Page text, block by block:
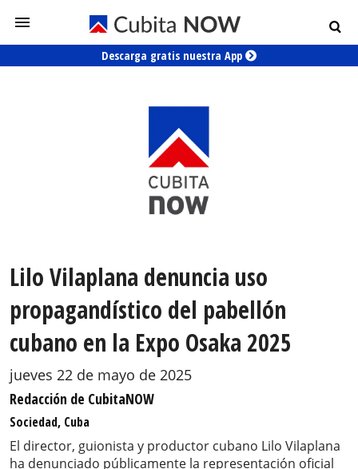
Descarga gratis nuestra App
Lilo Vilaplana denuncia uso
propagandístico del pabellón
cubano en la Expo Osaka 2025
jueves 22 de mayo de 2025
Redacción de CubitaNOW
Sociedad, Cuba
El director, guionista y productor cubano Lilo Vilaplana
ha denunciado públicamente la representación oficial